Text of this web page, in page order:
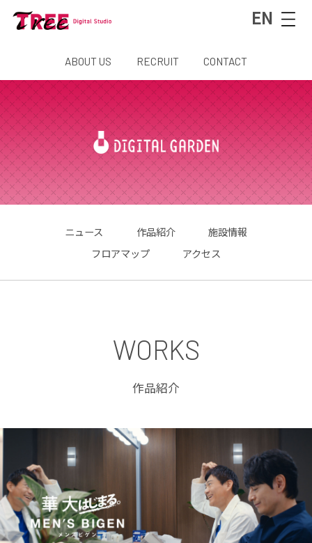
EN
ABOUT US RECRUIT CONTACT
ニュース 作品紹介
施設情報
フロアマップ
アクセス
WORKS
作品紹介